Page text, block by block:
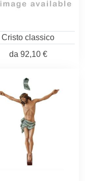
Cristo classico
da 92,10 €